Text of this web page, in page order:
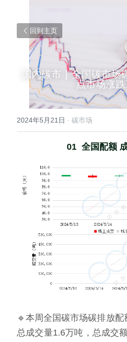
回到主页
国内碳市 | 全国碳市场
点市场涨
2024年5月21日 · 碳市场
01  全国配额
🔹本周全国碳市场碳排放
总成交量1.6万吨，总成交